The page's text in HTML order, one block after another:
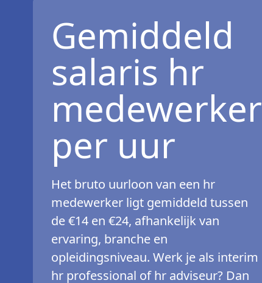
Gemiddeld
salaris hr
medewerker
per uur
Het bruto uurloon van een hr
medewerker ligt gemiddeld tussen
de €14 en €24, afhankelijk van
ervaring, branche en
opleidingsniveau. Werk je als interim
hr professional of hr adviseur? Dan